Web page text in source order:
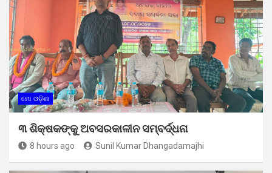
ମୋ ଓଡ଼ିଶା
୩ ଶିକ୍ଷକଙ୍କୁ ଅବସରକାଳୀନ ସମ୍ବର୍ଦ୍ଧନା
8 hours ago Sunil Kumar Dhangadamajhi